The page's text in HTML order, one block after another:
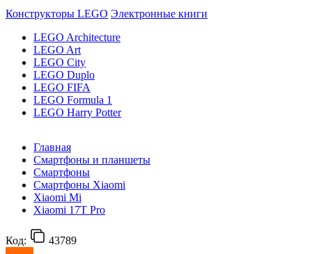
Конструкторы LEGO Электронные книги
LEGO Architecture
LEGO Art
LEGO City
LEGO Duplo
LEGO FIFA
LEGO Formula 1
LEGO Harry Potter
Главная
Смартфоны и планшеты
Смартфоны
Смартфоны Xiaomi
Xiaomi Mi
Xiaomi 17T Pro
Код: 43789